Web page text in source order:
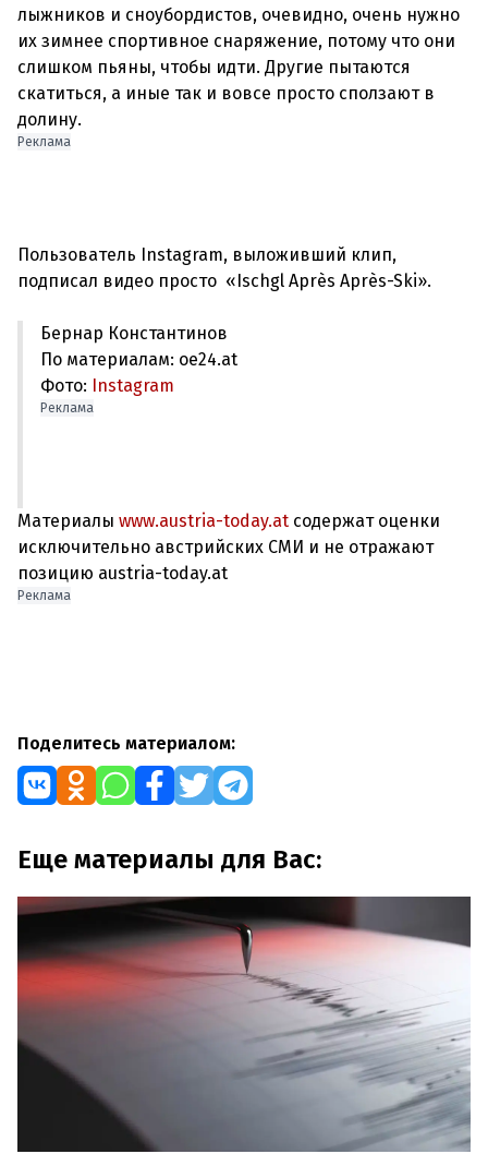
лыжников и сноубордистов, очевидно, очень нужно
их зимнее спортивное снаряжение, потому что они
слишком пьяны, чтобы идти. Другие пытаются
скатиться, а иные так и вовсе просто сползают в
Реклама
Пользователь Instagram, выложивший клип,
Бернар Константинов
По материалам: oe24.at
Фото: Instagram
Реклама
Материалы www.austria-today.at содержат оценки
исключительно австрийских СМИ и не отражают
позицию austria-today.at
Реклама
Поделитесь материалом:
Еще материалы для Вас: